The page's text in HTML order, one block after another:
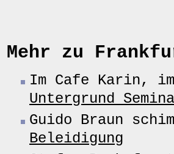
Mehr zu
Im Cafe Karin,
Untergrund
Guido Braun
Beleidigung